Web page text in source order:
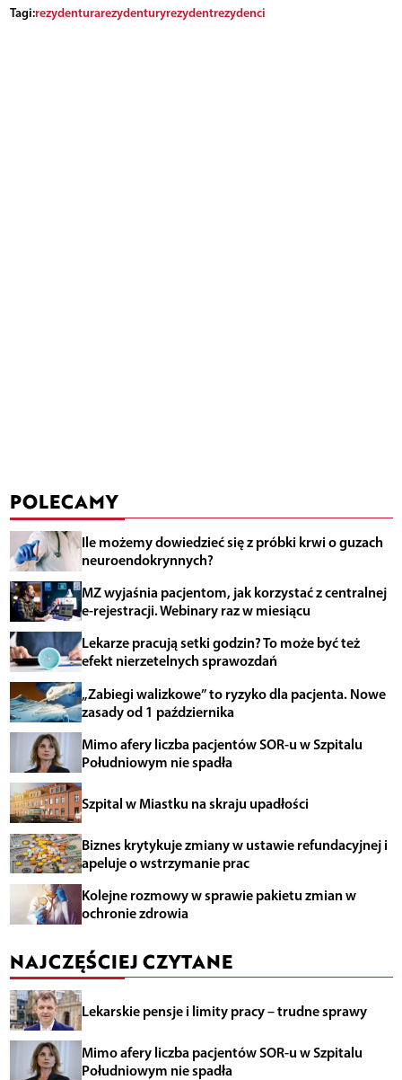
Tagi:rezydenturarezydenturyrezydentrezydenci
POLECAMY
Ile możemy dowiedzieć się z próbki krwi o guzach
neuroendokrynnych?
MZ wyjaśnia pacjentom, jak korzystać z centralnej
e-rejestracji. Webinary raz w miesiącu
Lekarze pracują setki godzin? To może być też
efekt nierzetelnych sprawozdań
„Zabiegi walizkowe” to ryzyko dla pacjenta. Nowe
zasady od 1 października
Mimo afery liczba pacjentów SOR-u w Szpitalu
Południowym nie spadła
Szpital w Miastku na skraju upadłości
Biznes krytykuje zmiany w ustawie refundacyjnej i
apeluje o wstrzymanie prac
Kolejne rozmowy w sprawie pakietu zmian w
ochronie zdrowia
NAJCZĘŚCIEJ CZYTANE
Lekarskie pensje i limity pracy – trudne sprawy
Mimo afery liczba pacjentów SOR-u w Szpitalu
Południowym nie spadła